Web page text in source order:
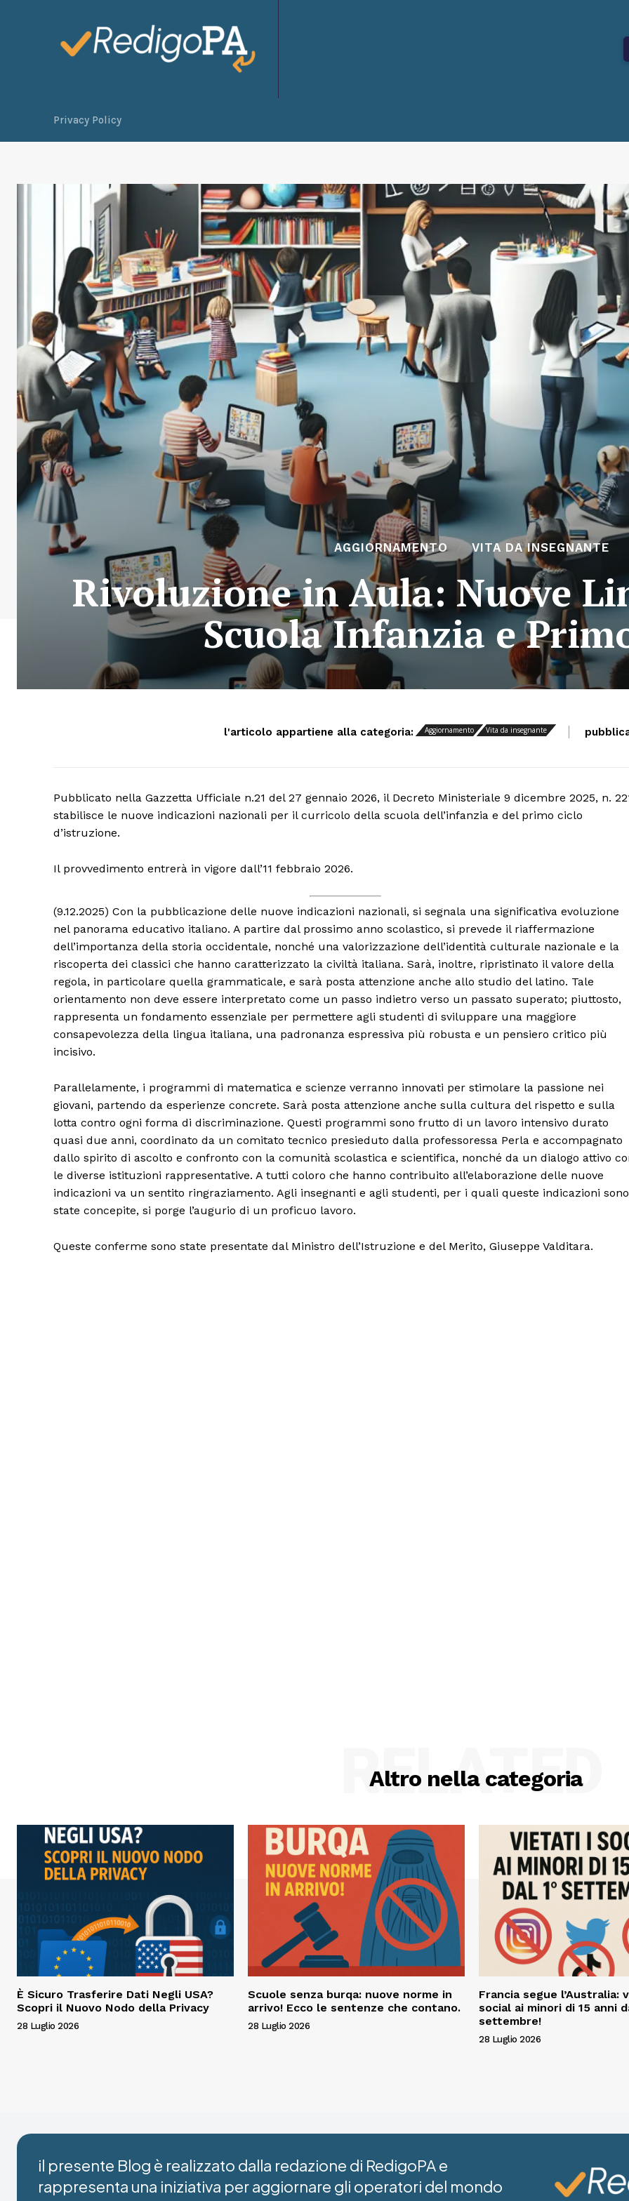
Privacy Policy
AGGIORNAMENTO VITA DA INSEGNANTE
Rivoluzione in Aula: Nuove
Scuola Infanzia e
l'articolo appartiene alla categoria: Aggiornamento Vita da insegnante
Pubblicato nella Gazzetta Ufficiale n.21 del 27 gennaio 2026, il Decreto Ministeriale 9 dicembre 2025, n.
stabilisce le nuove indicazioni nazionali per il curricolo della scuola dell’infanzia e del primo ciclo
d’istruzione.
Il provvedimento entrerà in vigore dall’11 febbraio 2026.
(9.12.2025) Con la pubblicazione delle nuove indicazioni nazionali, si segnala una significativa evoluzione
nel panorama educativo italiano. A partire dal prossimo anno scolastico, si prevede il riaffermazione
dell’importanza della storia occidentale, nonché una valorizzazione dell’identità culturale nazionale e la
riscoperta dei classici che hanno caratterizzato la civiltà italiana. Sarà, inoltre, ripristinato il valore della
regola, in particolare quella grammaticale, e sarà posta attenzione anche allo studio del latino. Tale
orientamento non deve essere interpretato come un passo indietro verso un passato superato; piuttosto,
rappresenta un fondamento essenziale per permettere agli studenti di sviluppare una maggiore
consapevolezza della lingua italiana, una padronanza espressiva più robusta e un pensiero critico più
incisivo.
Parallelamente, i programmi di matematica e scienze verranno innovati per stimolare la passione nei
giovani, partendo da esperienze concrete. Sarà posta attenzione anche sulla cultura del rispetto e sulla
lotta contro ogni forma di discriminazione. Questi programmi sono frutto di un lavoro intensivo durato
quasi due anni, coordinato da un comitato tecnico presieduto dalla professoressa Perla e accompagnato
dallo spirito di ascolto e confronto con la comunità scolastica e scientifica, nonché da un dialogo attivo
le diverse istituzioni rappresentative. A tutti coloro che hanno contribuito all’elaborazione delle nuove
indicazioni va un sentito ringraziamento. Agli insegnanti e agli studenti, per i quali queste indicazioni sono
state concepite, si porge l’augurio di un proficuo lavoro.
Queste conferme sono state presentate dal Ministro dell’Istruzione e del Merito, Giuseppe Valditara.
Altro nella categoria
RELATED
È Sicuro Trasferire Dati Negli USA?
Scopri il Nuovo Nodo della Privacy
28 Luglio 2026
Scuole senza burqa: nuove norme in
arrivo! Ecco le sentenze che contano.
28 Luglio 2026
Francia segue l’Australia:
social ai minori di 15 anni
settembre!
28 Luglio 2026
il presente Blog è realizzato dalla redazione di RedigoPA e
rappresenta una iniziativa per aggiornare gli operatori del mondo